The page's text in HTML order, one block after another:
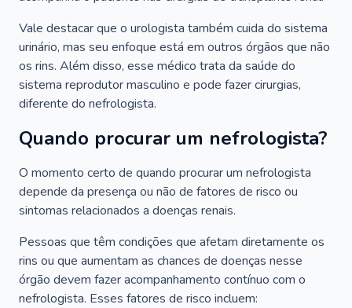
Vale destacar que o urologista também cuida do sistema
urinário, mas seu enfoque está em outros órgãos que não
os rins. Além disso, esse médico trata da saúde do
sistema reprodutor masculino e pode fazer cirurgias,
diferente do nefrologista.
Quando procurar um nefrologista?
O momento certo de quando procurar um nefrologista
depende da presença ou não de fatores de risco ou
sintomas relacionados a doenças renais.
Pessoas que têm condições que afetam diretamente os
rins ou que aumentam as chances de doenças nesse
órgão devem fazer acompanhamento contínuo com o
nefrologista. Esses fatores de risco incluem: